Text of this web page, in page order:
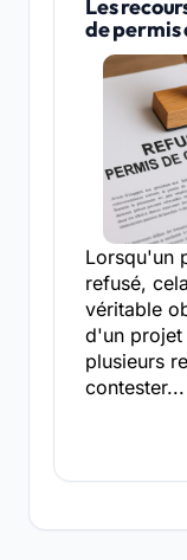
Les
de permis
Lorsqu'un
refusé,
véritable
d'un projet
plusieurs
contester...